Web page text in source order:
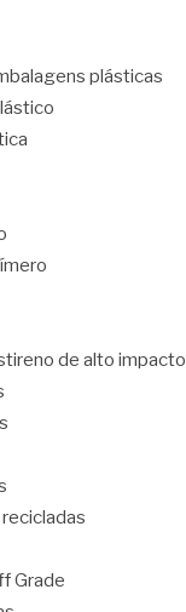
plásticas
de alto impacto
Grade